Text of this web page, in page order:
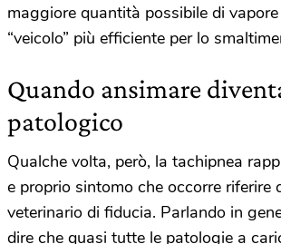
maggiore quantità possibile di
“veicolo” più efficiente per lo
Quando ansimare
patologico
Qualche volta, però, la tachipnea
e proprio sintomo che occorre riferire
veterinario di fiducia. Parlando in
dire che quasi tutte le patologie a